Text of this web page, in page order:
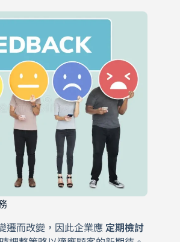
遷而改變，因此企業應 定期檢討